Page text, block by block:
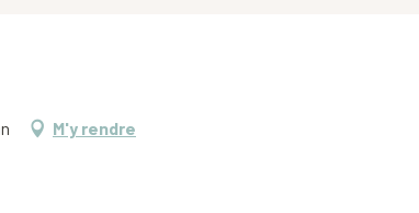
M'y rendre